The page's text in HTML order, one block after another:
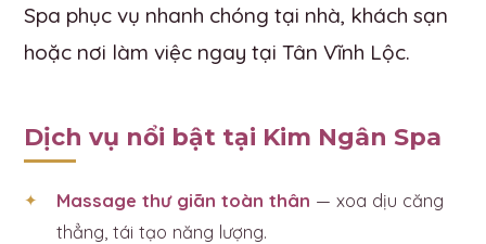
Spa phục vụ nhanh chóng tại nhà, khách sạn
hoặc nơi làm việc ngay tại Tân Vĩnh Lộc.
Dịch vụ nổi bật tại Kim Ngân Spa
Massage thư giãn toàn thân — xoa dịu căng
thẳng, tái tạo năng lượng.